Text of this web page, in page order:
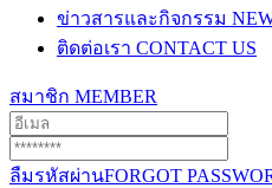
ข่าวสารและกิจกรรม
ติดต่อเรา CONTACT US
สมาชิก MEMBER
ลืมรหัสผ่านFORGOT